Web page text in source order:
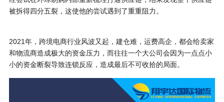
被拆得四分五裂，这使他的尝试遇到了重重阻力。
2021年，跨境电商行业风波又起，建仓难，运费高企，都会给卖家
和物流商造成极大的资金压力，而往往一个大公司会因为一点点小
小的资金断裂导致连锁反应，造成最后不可收拾的局面。